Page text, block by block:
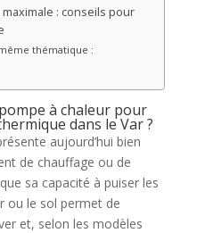
: conseils pour
thématique :
à chaleur pour
dans le Var ?
aujourd’hui bien
de chauffage ou de
sa capacité à puiser les
ou le sol permet de
et, selon les modèles